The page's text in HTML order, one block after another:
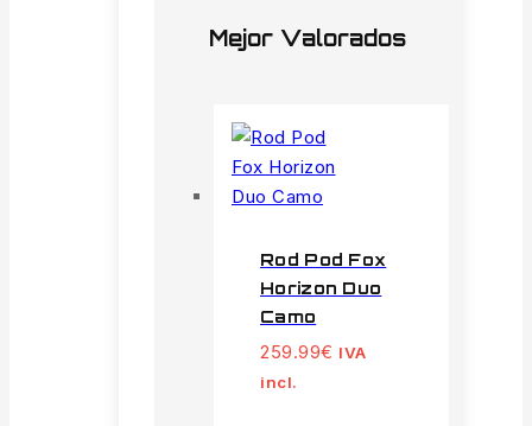
Mejor Valorados
Rod Pod Fox
Horizon Duo
Camo
259.99€ IVA
incl.